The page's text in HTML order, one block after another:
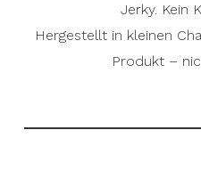
Jerky. Kein
Hergestellt in kleinen
Produkt –